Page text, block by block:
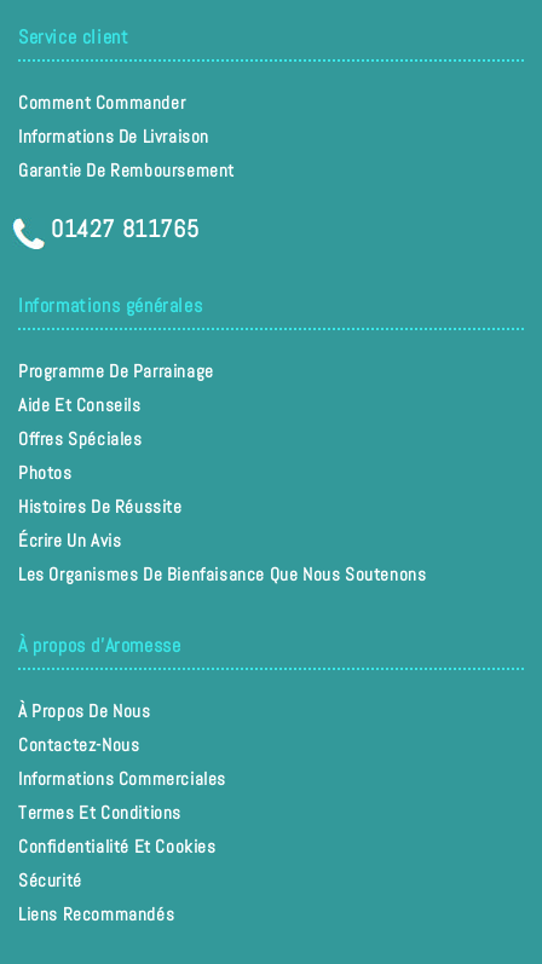
Service client
Comment Commander
Informations De Livraison
Garantie De Remboursement
01427 811765
Informations générales
Programme De Parrainage
Aide Et Conseils
Offres Spéciales
Photos
Histoires De Réussite
Écrire Un Avis
Les Organismes De Bienfaisance Que Nous Soutenons
À propos d'Aromesse
À Propos De Nous
Contactez-Nous
Informations Commerciales
Termes Et Conditions
Confidentialité Et Cookies
Sécurité
Liens Recommandés